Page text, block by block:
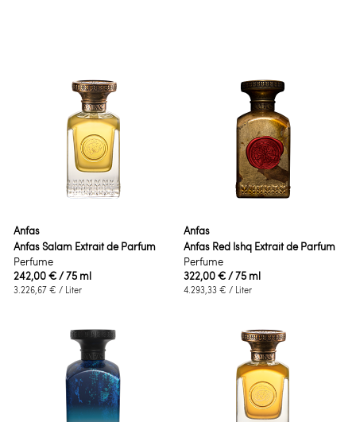
Anfas
Anfas Salam Extrait de Parfum
Perfume
242,00 €/ 75 ml
3.226,67 € / Liter
Anfas
Anfas Red Ishq Extrait de Parfum
Perfume
322,00 €/ 75 ml
4.293,33 € / Liter